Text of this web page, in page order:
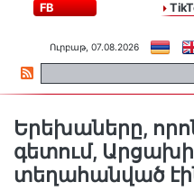
FB
Ուրբաթ, 07.08.2026
Երեխաները,
գետում,
տեղահանված